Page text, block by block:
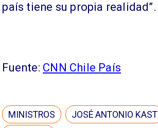
país tiene su propia realidad”.
Fuente: CNN Chile País
MINISTROS JOSÉ ANTONIO KAST